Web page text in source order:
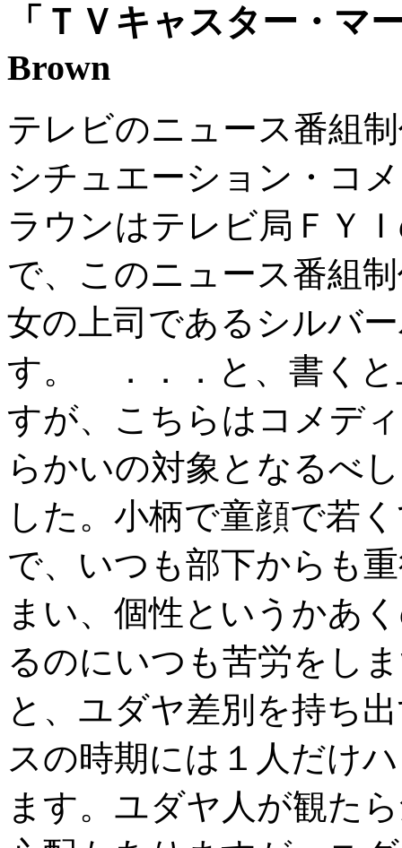
「ＴＶキャスター・マ
Brown
テレビのニュース番組
シチュエーション・コ
ラウンはテレビ局ＦＹ
で、このニュース番組
女の上司であるシルバ
す。 ．．．と、書くと
すが、こちらはコメデ
らかいの対象となるべ
した。小柄で童顔で若
で、いつも部下からも
まい、個性というかあ
るのにいつも苦労をし
と、ユダヤ差別を持ち
スの時期には１人だけ
ます。ユダヤ人が観た